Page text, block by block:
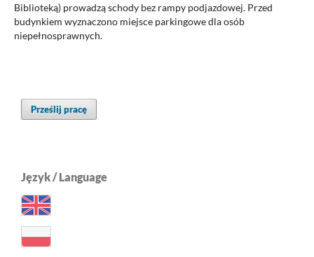
Biblioteką) prowadzą schody bez rampy podjazdowej. Przed
budynkiem wyznaczono miejsce parkingowe dla osób
niepełnosprawnych.
Prześlij pracę
Język / Language